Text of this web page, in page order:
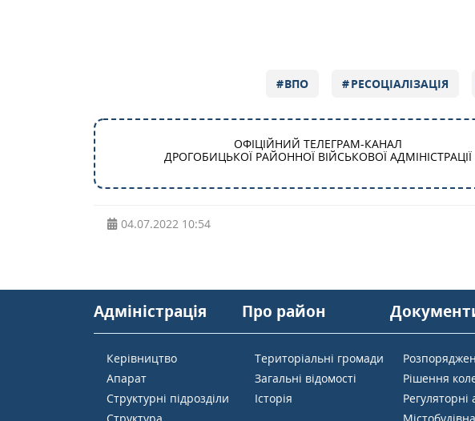
ВПО РЕСОЦІАЛІЗАЦІЯ
ОФІЦІЙНИЙ ТЕЛЕГРАМ-КАНАЛ
ДРОГОБИЦЬКОЇ РАЙОННОЇ ВІЙСЬКОВОЇ АДМІНІСТРАЦІЇ
04.07.2022 10:54
Адміністрація
Керівництво
Апарат
Структурні підрозділи
Про район
Територіальні громади
Загальні відомості
Історія
Рішення
Регуляторні